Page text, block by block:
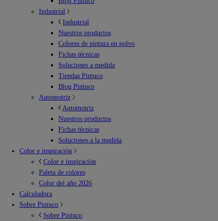
Industrial
Industrial
Nuestros productos
Colores de pintura en polvo
Fichas técnicas
Soluciones a medida
Tiendas Pintuco
Blog Pintuco
Automotriz
Automotriz
Nuestros productos
Fichas técnicas
Soluciones a la medida
Color e inspiración
Color e inspiración
Paleta de colores
Color del año 2026
Calculadora
Sobre Pintuco
Sobre Pintuco